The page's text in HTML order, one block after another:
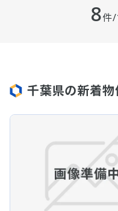
8件
千葉県の新着物